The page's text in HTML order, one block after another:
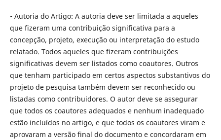
• Autoria do Artigo: A autoria deve ser limitada a aqueles
que fizeram uma contribuição significativa para a
concepção, projeto, execução ou interpretação do estudo
relatado. Todos aqueles que fizeram contribuições
significativas devem ser listados como coautores. Outros
que tenham participado em certos aspectos substantivos do
projeto de pesquisa também devem ser reconhecido ou
listadas como contribuidores. O autor deve se assegurar
que todos os coautores adequados e nenhum inadequado
estão incluídos no artigo, e que todos os coautores viram e
aprovaram a versão final do documento e concordaram em